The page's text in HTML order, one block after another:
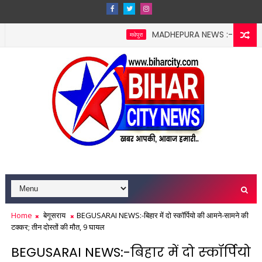
MADHEPURA NEWS :- मधेपुरा
₹25 हजार और सेवन पर ₹5100 जुर्माना, ग्रामीणों ने बनाई 'नशा मुक्ति
Home बेगूसराय
BEGUSARAI NEWS:-बिहार में दो स्‍कॉर्प‍ियो की आमने-सामने की
टक्‍कर; तीन दोस्‍तों की मौत, 9 घायल
BEGUSARAI NEWS:-बिहार में दो स्‍कॉर्प‍ियो